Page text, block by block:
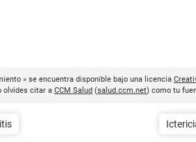
» se encuentra disponible bajo una licencia
olvides citar a CCM Salud (salud.ccm.net) como tu